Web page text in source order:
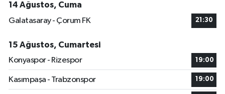
14 Ağustos, Cuma
Galatasaray - Çorum FK
21:30
15 Ağustos, Cumartesi
Konyaspor - Rizespor
19:00
Kasımpaşa - Trabzonspor 19:00